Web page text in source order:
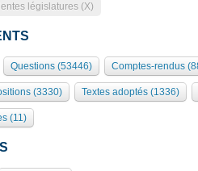
organes
Présidents Bureau Collège des
clés
Bourbon
l’Assemblée
législatures (X)
Questions (53446) Comptes-rendus
(3330) Textes adoptés (1336)
(11)